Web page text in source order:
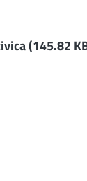
(145.82